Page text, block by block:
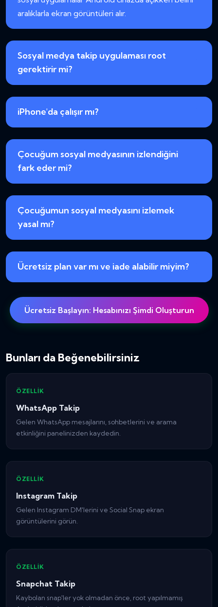
aralıklarla ekran görüntüleri alır.
Sosyal medya takip uygulaması root
gerektirir mi?
iPhone'da çalışır mı?
Çocuğum sosyal medyasının izlendiğini
fark eder mi?
Çocuğumun sosyal medyasını izlemek
yasal mı?
Ücretsiz plan var mı ve iade alabilir miyim?
Ücretsiz Başlayın: Hesabınızı Şimdi Oluşturun
Bunları da Beğenebilirsiniz
ÖZELLIK
WhatsApp Takip
Gelen WhatsApp mesajlarını, sohbetlerini ve arama
etkinliğini panelinizden kaydedin.
ÖZELLIK
Instagram Takip
Gelen Instagram DM'lerini ve Social Snap ekran
görüntülerini görün.
ÖZELLIK
Snapchat Takip
Kaybolan snap'ler yok olmadan önce, root yapılmamış